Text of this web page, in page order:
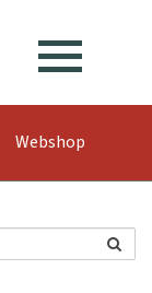
Webshop